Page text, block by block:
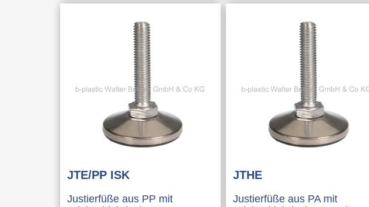
JTE/PP ISK
Justierfüße aus PP mit
JTHE
Justierfüße aus PA mit